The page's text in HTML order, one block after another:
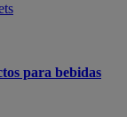
para bebidas